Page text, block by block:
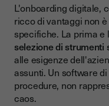
L'onboarding digitale,
ricco di vantaggi non
specifiche. La prima e
selezione di
alle esigenze
assunti. Un software
procedure, non
caos.